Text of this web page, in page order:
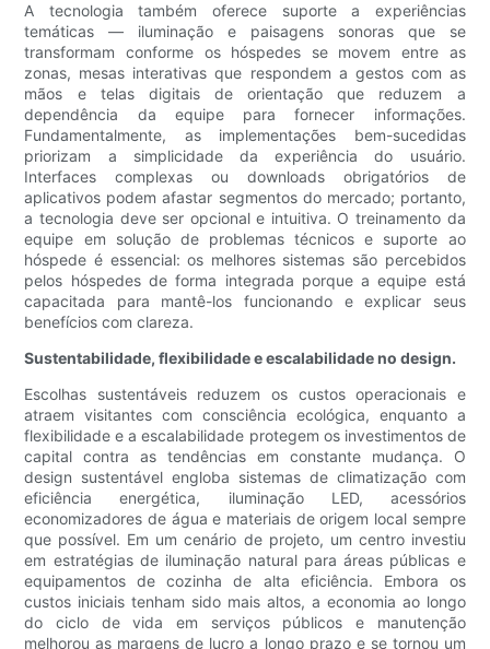
A tecnologia também oferece suporte a experiências
temáticas — iluminação e paisagens sonoras que se
transformam conforme os hóspedes se movem entre as
zonas, mesas interativas que respondem a gestos com as
mãos e telas digitais de orientação que reduzem a
dependência da equipe para fornecer informações.
Fundamentalmente, as implementações bem-sucedidas
priorizam a simplicidade da experiência do usuário.
Interfaces complexas ou downloads obrigatórios de
aplicativos podem afastar segmentos do mercado; portanto,
a tecnologia deve ser opcional e intuitiva. O treinamento da
equipe em solução de problemas técnicos e suporte ao
hóspede é essencial: os melhores sistemas são percebidos
pelos hóspedes de forma integrada porque a equipe está
capacitada para mantê-los funcionando e explicar seus
benefícios com clareza.
Sustentabilidade, flexibilidade e escalabilidade no design.
Escolhas sustentáveis ​​reduzem os custos operacionais e
atraem visitantes com consciência ecológica, enquanto a
flexibilidade e a escalabilidade protegem os investimentos de
capital contra as tendências em constante mudança. O
design sustentável engloba sistemas de climatização com
eficiência energética, iluminação LED, acessórios
economizadores de água e materiais de origem local sempre
que possível. Em um cenário de projeto, um centro investiu
em estratégias de iluminação natural para áreas públicas e
equipamentos de cozinha de alta eficiência. Embora os
custos iniciais tenham sido mais altos, a economia ao longo
do ciclo de vida em serviços públicos e manutenção
melhorou as margens de lucro a longo prazo e se tornou um